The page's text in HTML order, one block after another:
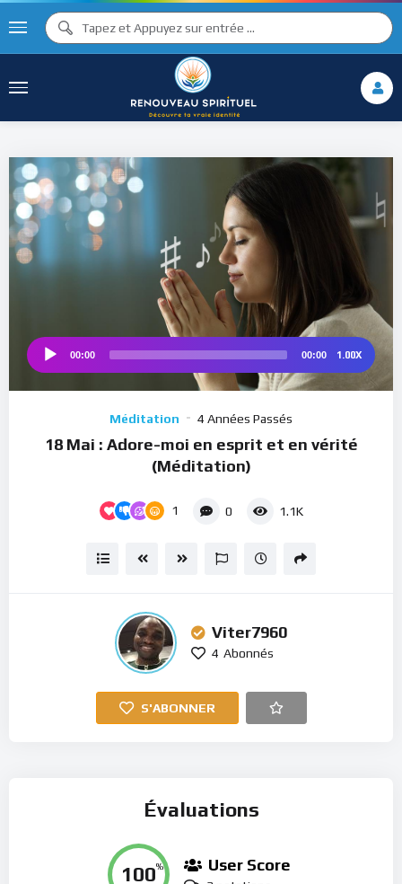
♫ ♩
♩
♯ ♪
♪
♯ ♬
♫
♮
00:00 00:00 1.00X
Méditation 4 Années Passés
18 Mai : Adore-moi en esprit et en vérité
(Méditation)
1 0 1.1K
Viter7960
4 Abonnés
S'ABONNER
Évaluations
100% User Score